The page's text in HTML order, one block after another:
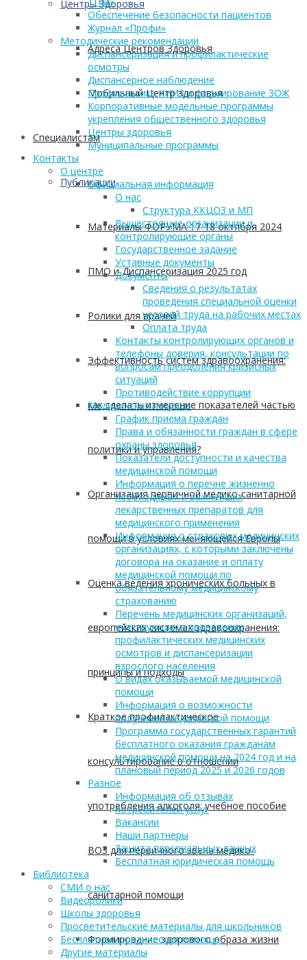
Центры Здоровья
Адреса Центров Здоровья
Мобильный Центр здоровья
Cпециалистам
Публикации
Материалы ФОРУМА 17-18 октября 2024
ПМО и Диспансеризация 2025 год
Ролики для врачей
Эффективность систем здравоохранения:
как сделать измерение показателей частью
политики и управления?
Организация первичной медико-санитарной
помощи в условиях меняющейся Европы
Оценка ведения хронических больных в
европейских системах здравоохранения:
принципы и подходы
Краткое профилактическое
консультирование в отношении
употребления алкоголя: учебное пособие
ВОЗ для первичного звена медико-
санитарной помощи
Формирование здорового образа жизни
Обеспечение безопасности пациентов
Журнал «Профи»
Методические рекомендации
Диспансеризация и профилактические
осмотры
Диспансерное наблюдение
Профилактика ХНИЗ и формирование ЗОЖ
Корпоративные модельные программы
укрепления общественного здоровья
Центры здоровья
Муниципальные программы
Контакты
О центре
Официальная информация
О нас
Структура ККЦОЗ и МП
Вышестоящие организации и
контролирующие органы
Государственное задание
Уставные документы
Документы
Сведения о результатах
проведения специальной оценки
условий труда на рабочих местах
Оплата труда
Контакты контролирующих органов и
телефоны доверия, консультации по
вопросам преодоления кризисных
ситуаций
Противодействие коррупции
Медицинская помощь
График приема граждан
Права и обязанности граждан в сфере
охраны здоровья
Показатели доступности и качества
медицинской помощи
Информация о перечне жизненно
необходимых и важнейших
лекарственных препаратов для
медицинского применения
Информация о страховых медицинских
организациях, с которыми заключены
договора на оказание и оплату
медицинской помощи по
обязательному медицинскому
страхованию
Перечень медицинских организаций,
участвующих в проведении
профилактических медицинских
осмотров и диспансеризации
взрослого населения
О видах оказываемой медицинской
помощи
Информация о возможности
получения медицинской помощи
Программа государственных гарантий
бесплатного оказания гражданам
медицинской помощи на 2024 год и на
плановый период 2025 и 2026 годов
Разное
Информация об отзывах
потребителей услуг
Вакансии
Наши партнеры
Защита персональных данных
Бесплатная юридическая помощь
Библиотека
СМИ о нас
Видеоролики
Школы здоровья
Просветительские материалы для школьников
Бесплатная юридическая помощь
Другие материалы